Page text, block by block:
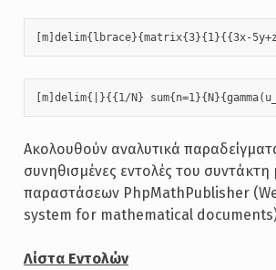
[m]delim{lbrace}{matrix{3}{1}{{3x-
[m]delim{|}{{1/N}
Ακολουθούν αναλυτικά
συνηθισμένες εντολές του
παραστάσεων PhpMathPublisher
system for mathematical
Λίστα Εντολών